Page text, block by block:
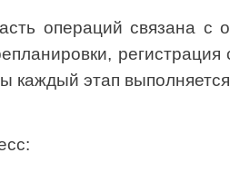
операций связана с
каждый этап